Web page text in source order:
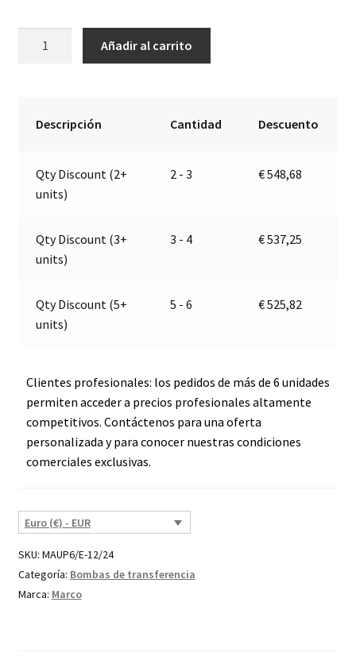
24V
Marco
164
cantidad
Añadir al carrito
Descripción Cantidad Descuento
Qty Discount (2+
units)
2 - 3 €548,68
Qty Discount (3+
units)
3 - 4 €537,25
Qty Discount (5+
units)
5 - 6 €525,82
Clientes profesionales: los pedidos de más de 6 unidades
permiten acceder a precios profesionales altamente
competitivos. Contáctenos para una oferta
personalizada y para conocer nuestras condiciones
comerciales exclusivas.
Euro (€) - EUR
SKU: MAUP6/E-12/24
Categoría: Bombas de transferencia
Marca: Marco